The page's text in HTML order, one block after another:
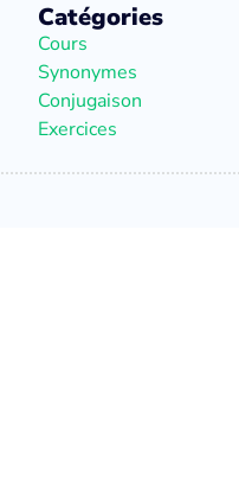
Catégories
Cours
Synonymes
Conjugaison
Exercices